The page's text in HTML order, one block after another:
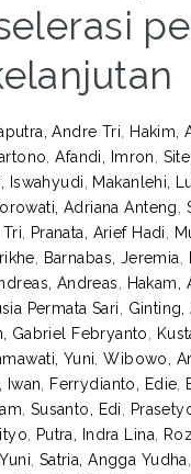
Andre Tri Hakim,
,Afandi, Imron
Iswahyudi Makanlehi,
Adriana Anteng
Pranata, Arief Hadi
Barnabas, Jeremia
Andreas Hakam,
Permata Sari Ginting,
Gabriel Febryanto
Yuni ,Wibowo,
Iwan Ferrydianto, Edie
Susanto, Edi
Putra, Indra Lina
Satria, Angga Yudha